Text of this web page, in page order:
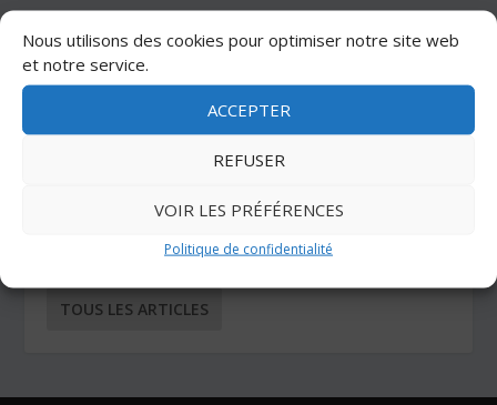
Nous utilisons des cookies pour optimiser notre site web
et notre service.
ACCEPTER
REFUSER
VOIR LES PRÉFÉRENCES
Politique de confidentialité
CATÉGORIES
AUTO-AGRIPPANTS
COIN TECHNIQUE
NOS DERNIERS ARTICLES
OUTILS DE COUPE PROTECTION
TOUS LES ARTICLES